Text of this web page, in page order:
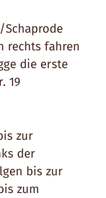
/Schaprode
rechts fahren
die erste
19
zur
der
bis zur
zum